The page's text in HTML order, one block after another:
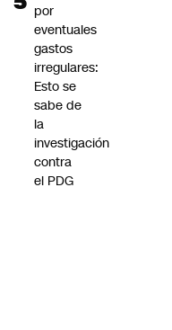
por
eventuales
gastos
irregulares:
Esto se
sabe de
la
investigación
contra
el PDG